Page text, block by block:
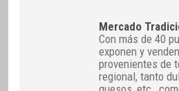
Mercado
Con más de 40
exponen y
provenientes de
regional, tanto